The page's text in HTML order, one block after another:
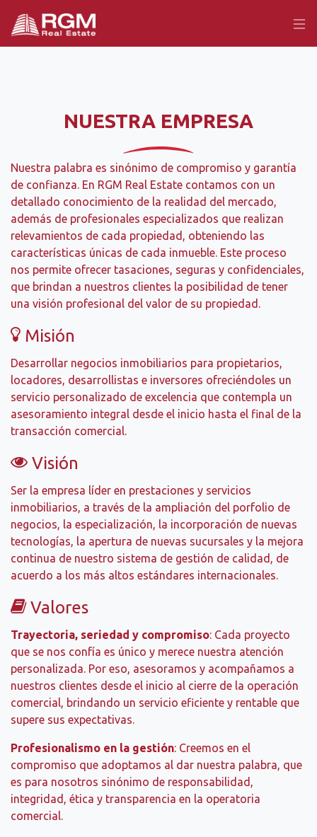
NUESTRA EMPRESA
Nuestra palabra es sinónimo de compromiso y garantía
de confianza. En RGM Real Estate contamos con un
detallado conocimiento de la realidad del mercado,
además de profesionales especializados que realizan
relevamientos de cada propiedad, obteniendo las
características únicas de cada inmueble. Este proceso
nos permite ofrecer tasaciones, seguras y confidenciales,
que brindan a nuestros clientes la posibilidad de tener
una visión profesional del valor de su propiedad.
Misión
Desarrollar negocios inmobiliarios para propietarios,
locadores, desarrollistas e inversores ofreciéndoles un
servicio personalizado de excelencia que contempla un
asesoramiento integral desde el inicio hasta el final de la
transacción comercial.
Visión
Ser la empresa líder en prestaciones y servicios
inmobiliarios, a través de la ampliación del porfolio de
negocios, la especialización, la incorporación de nuevas
tecnologías, la apertura de nuevas sucursales y la mejora
continua de nuestro sistema de gestión de calidad, de
acuerdo a los más altos estándares internacionales.
Valores
Trayectoria, seriedad y compromiso: Cada proyecto
que se nos confía es único y merece nuestra atención
personalizada. Por eso, asesoramos y acompañamos a
nuestros clientes desde el inicio al cierre de la operación
comercial, brindando un servicio eficiente y rentable que
supere sus expectativas.
Profesionalismo en la gestión: Creemos en el
compromiso que adoptamos al dar nuestra palabra, que
es para nosotros sinónimo de responsabilidad,
integridad, ética y transparencia en la operatoria
comercial.